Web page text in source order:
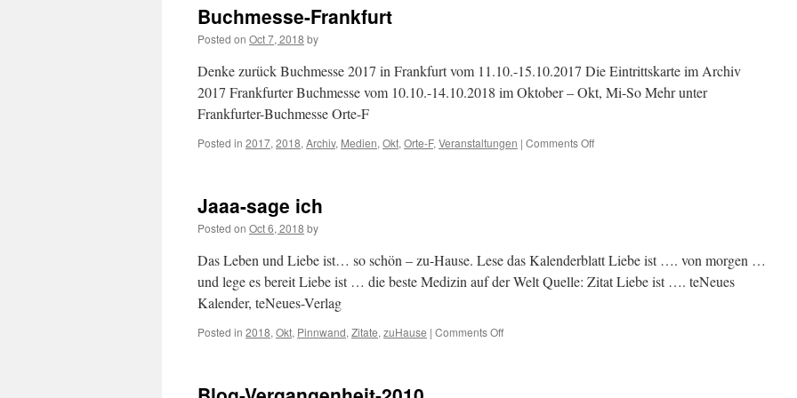
Buchmesse-Frankfurt
Posted on Oct 7, 2018 by
Denke zurück Buchmesse 2017 in Frankfurt vom 11.10.-15.10.2017 Die Eintrittskarte im Archiv
2017 Frankfurter Buchmesse vom 10.10.-14.10.2018 im Oktober – Okt, Mi-So Mehr unter
Frankfurter-Buchmesse Orte-F
Posted in 2017, 2018, Archiv, Medien, Okt, Orte-F, Veranstaltungen | Comments Off
Jaaa-sage ich
Posted on Oct 6, 2018 by
Das Leben und Liebe ist… so schön – zu-Hause. Lese das Kalenderblatt Liebe ist …. von morgen …
und lege es bereit Liebe ist … die beste Medizin auf der Welt Quelle: Zitat Liebe ist …. teNeues
Kalender, teNeues-Verlag
Posted in 2018, Okt, Pinnwand, Zitate, zuHause | Comments Off